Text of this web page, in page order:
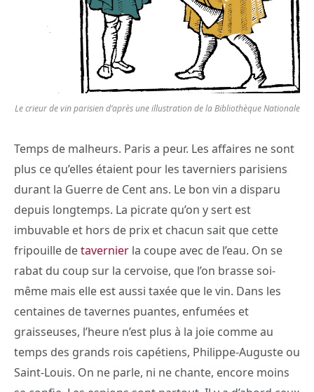
Le crieur de vin parisien d’après une illustration de la Bibliothèque Nationale
Temps de malheurs. Paris a peur. Les affaires ne sont
plus ce qu’elles étaient pour les taverniers parisiens
durant la Guerre de Cent ans. Le bon vin a disparu
depuis longtemps. La picrate qu’on y sert est
imbuvable et hors de prix et chacun sait que cette
fripouille detavernier la coupe avec de l’eau. On se
rabat du coup sur la cervoise, que l’on brasse soi-
même mais elle est aussi taxée que le vin. Dans les
centaines de tavernes puantes, enfumées et
graisseuses, l’heure n’est plus à la joie comme au
temps des grands rois capétiens, Philippe-Auguste ou
Saint-Louis. On ne parle, ni ne chante, encore moins